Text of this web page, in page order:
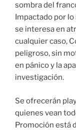
sombra del
Impactado por
se interesa en
cualquier caso,
peligroso, sin
en pánico y la
investigación.
Se ofrecerán
quienes vean
Promoción está